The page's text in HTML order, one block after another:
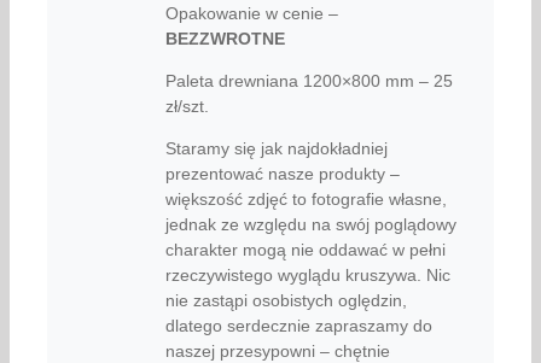
Opakowanie w cenie –
BEZZWROTNE
Paleta drewniana 1200×800 mm – 25
zł/szt.
Staramy się jak najdokładniej
prezentować nasze produkty –
większość zdjęć to fotografie własne,
jednak ze względu na swój poglądowy
charakter mogą nie oddawać w pełni
rzeczywistego wyglądu kruszywa. Nic
nie zastąpi osobistych oględzin,
dlatego serdecznie zapraszamy do
naszej przesypowni – chętnie